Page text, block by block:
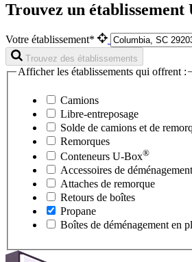
Trouvez un établissement
Votre établissement*
Trouvez des établissements
Afficher les établissements qui offrent :
Camions
Libre-entreposage
Solde de camions et de
Remorques
Conteneurs U-Box®
Accessoires de déménagement
Attaches de remorque
Retours de boîtes
Propane
Boîtes de déménagement en